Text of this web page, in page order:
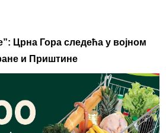
Црна Гора следећа у војном
и Приштине